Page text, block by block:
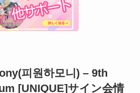
피원하모니) – 9th
[UNIQUE]サイン会情